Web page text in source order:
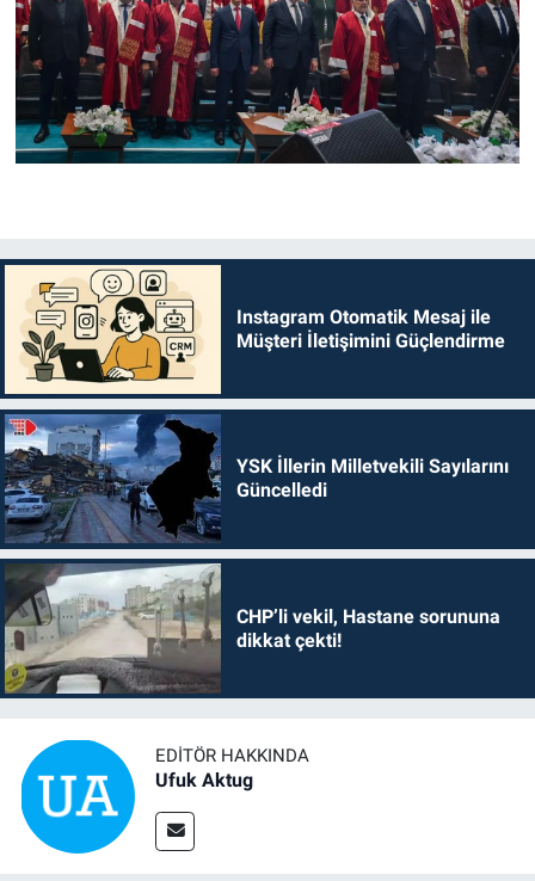
Instagram Otomatik Mesaj ile
Müşteri İletişimini Güçlendirme
YSK İllerin Milletvekili Sayılarını
Güncelledi
CHP’li vekil, Hastane sorununa
dikkat çekti!
EDITÖR HAKKINDA
Ufuk Aktug